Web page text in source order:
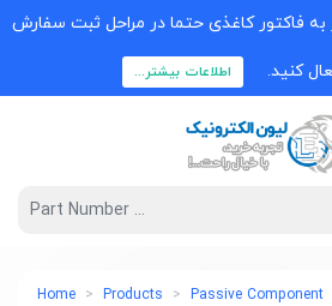
فاکتور کاغذی حتما در مراحل ثبت سفارش
کنید. اطلاعات بیشتر...
Home Products
Passive Component